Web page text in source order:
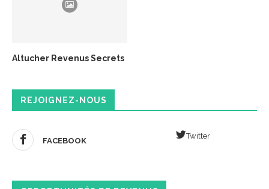
Altucher Revenus Secrets
REJOIGNEZ-NOUS
FACEBOOK
Twitter